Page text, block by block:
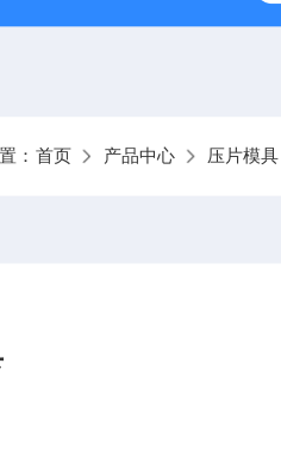
： 首页 产品中心 压片模具